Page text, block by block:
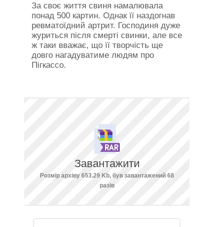
За своє життя свиня намалювала
понад 500 картин. Однак її наздогнав
ревматоїдний артрит. Господиня дуже
журиться після смерті свинки, але все
ж таки вважає, що її творчість ще
довго нагадуватиме людям про
Пігкассо.
Завантажити
Розмір архіву 653.29 Kb, був завантажений 68
разів